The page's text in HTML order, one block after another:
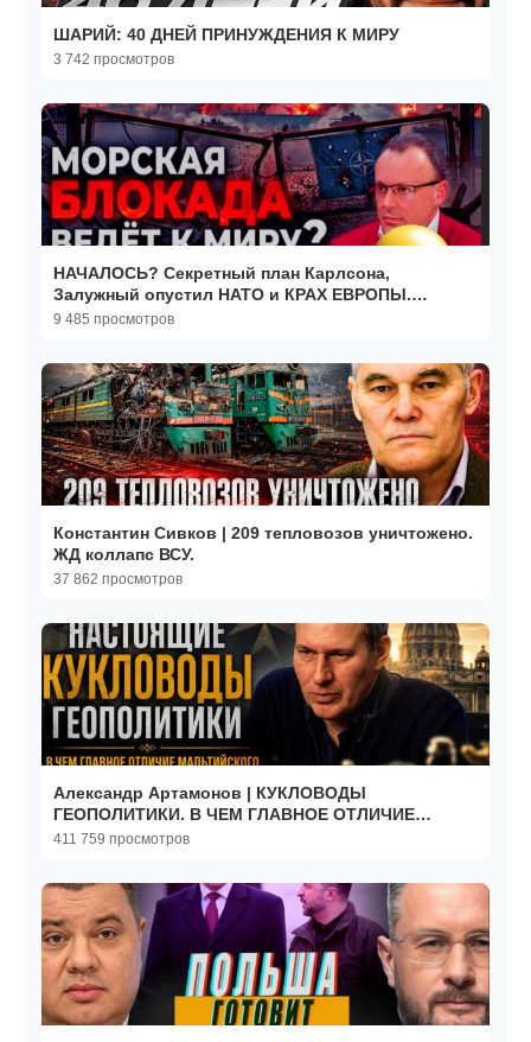
ШАРИЙ: 40 ДНЕЙ ПРИНУЖДЕНИЯ К МИРУ
3 742 просмотров
НАЧАЛОСЬ? Секретный план Карлсона,
Залужный опустил НАТО и КРАХ ЕВРОПЫ.
СПИВАК
9 485 просмотров
Константин Сивков | 209 тепловозов уничтожено.
ЖД коллапс ВСУ.
37 862 просмотров
Александр Артамонов | КУКЛОВОДЫ
ГЕОПОЛИТИКИ. В ЧЕМ ГЛАВНОЕ ОТЛИЧИЕ
МАЛЬТИЙСКОГО ОРДЕНА ОТ ВАТИКАНА
411 759 просмотров